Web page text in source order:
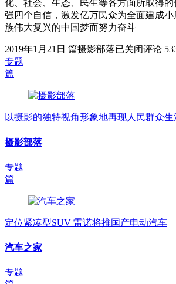
化、社会、生态、民生等各方面所取得
强四个自信，激发亿万民众为全面建成
族伟大复兴的中国梦而努力奋斗
2019年1月21日 篇摄影部落已关闭评论
专题
篇
以摄影的独特视角形象地再现人民群众
摄影部落
专题
篇
定位紧凑型SUV 雷诺将推国产电动汽车
汽车之家
专题